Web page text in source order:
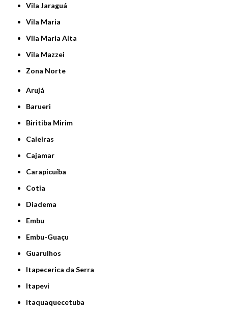
Vila Jaraguá
Vila Maria
Vila Maria Alta
Vila Mazzei
Zona Norte
Arujá
Barueri
Biritiba Mirim
Caieiras
Cajamar
Carapicuíba
Cotia
Diadema
Embu
Embu-Guaçu
Guarulhos
Itapecerica da Serra
Itapevi
Itaquaquecetuba